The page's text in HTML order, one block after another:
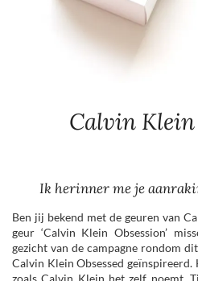
Calvin Klein
Ik herinner me je
Ben jij bekend met de geuren van
geur ‘Calvin Klein Obsession’
gezicht van de campagne rondom
Calvin Klein Obsessed
zoals Calvin Klein het zelf noemt.